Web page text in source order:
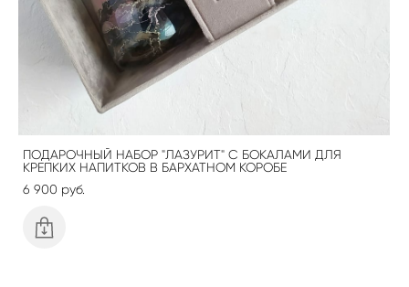
ПОДАРОЧНЫЙ НАБОР "ЛАЗУРИТ" С БОКАЛАМИ ДЛЯ
КРЕПКИХ НАПИТКОВ В БАРХАТНОМ КОРОБЕ
6 900 pуб.